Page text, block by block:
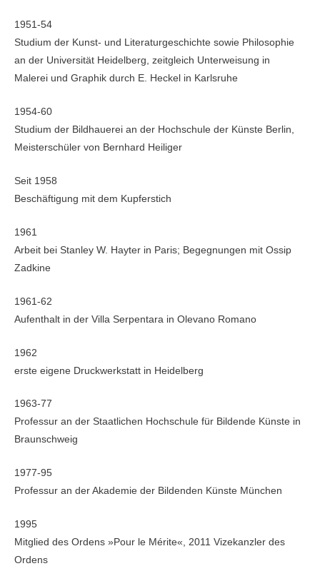
1951-54
Studium der Kunst- und Literaturgeschichte sowie Philosophie
an der Universität Heidelberg, zeitgleich Unterweisung in
Malerei und Graphik durch E. Heckel in Karlsruhe
1954-60
Studium der Bildhauerei an der Hochschule der Künste Berlin,
Meisterschüler von Bernhard Heiliger
Seit 1958
Beschäftigung mit dem Kupferstich
1961
Arbeit bei Stanley W. Hayter in Paris; Begegnungen mit Ossip
Zadkine
1961-62
Aufenthalt in der Villa Serpentara in Olevano Romano
1962
erste eigene Druckwerkstatt in Heidelberg
1963-77
Professur an der Staatlichen Hochschule für Bildende Künste in
Braunschweig
1977-95
Professur an der Akademie der Bildenden Künste München
1995
Mitglied des Ordens »Pour le Mérite«, 2011 Vizekanzler des
Ordens